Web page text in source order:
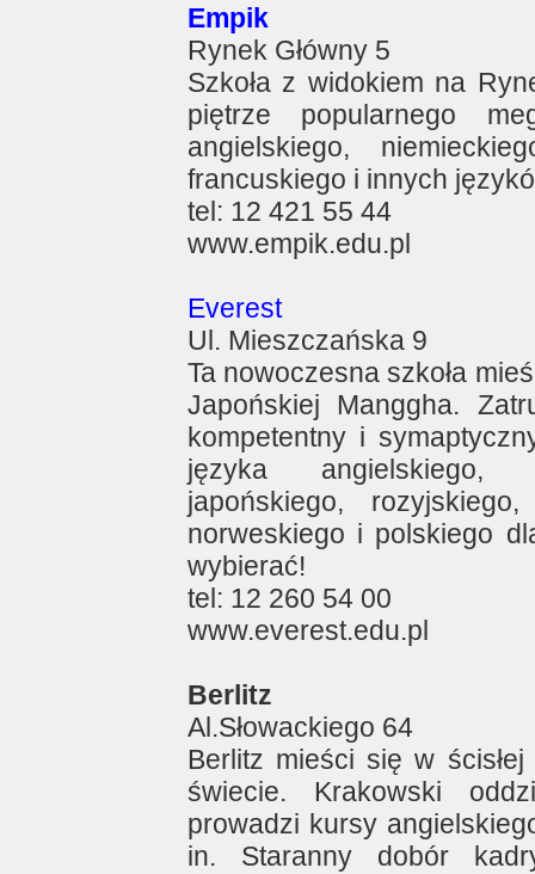
Empik
Rynek Główny 5
Szkoła z widokiem na
piętrze popularnego
angielskiego,
francuskiego i innych
tel: 12 421 55 44
www.empik.edu.pl
Everest
Ul. Mieszczańska 9
Ta nowoczesna szkoła
Japońskiej Manggha.
kompetentny i
języka angielskiego,
japońskiego,
norweskiego i polskiego
wybierać!
tel: 12 260 54 00
www.everest.edu.pl
Berlitz
Al.Słowackiego 64
Berlitz mieści się w
świecie. Krakowski
prowadzi kursy
in. Staranny dobór